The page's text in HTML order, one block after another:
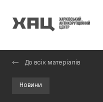
До всіх матеріалів
Новини